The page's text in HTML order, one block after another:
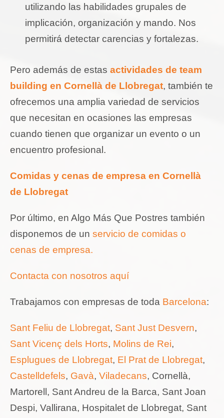
utilizando las habilidades grupales de
implicación, organización y mando. Nos
permitirá detectar carencias y fortalezas.
Pero además de estas actividades de team
building en Cornellà de Llobregat, también te
ofrecemos una amplia variedad de servicios
que necesitan en ocasiones las empresas
cuando tienen que organizar un evento o un
encuentro profesional.
Comidas y cenas de empresa en Cornellà
de Llobregat
Por último, en Algo Más Que Postres también
disponemos de un servicio de comidas o
cenas de empresa.
Contacta con nosotros aquí
Trabajamos con empresas de toda Barcelona:
Sant Feliu de Llobregat, Sant Just Desvern,
Sant Vicenç dels Horts, Molins de Rei,
Esplugues de Llobregat, El Prat de Llobregat,
Castelldefels, Gavà, Viladecans, Cornellà,
Martorell, Sant Andreu de la Barca, Sant Joan
Despi, Vallirana, Hospitalet de Llobregat, Sant